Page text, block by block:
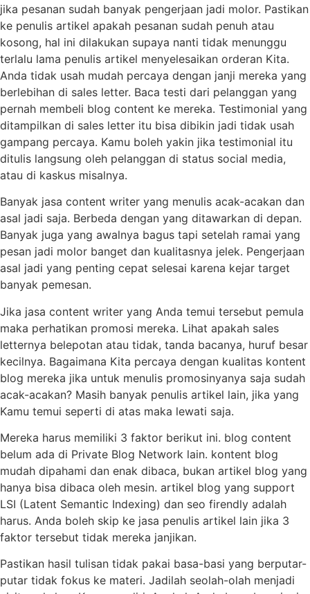
jika pesanan sudah banyak pengerjaan jadi molor. Pastikan
ke penulis artikel apakah pesanan sudah penuh atau
kosong, hal ini dilakukan supaya nanti tidak menunggu
terlalu lama penulis artikel menyelesaikan orderan Kita.
Anda tidak usah mudah percaya dengan janji mereka yang
berlebihan di sales letter. Baca testi dari pelanggan yang
pernah membeli blog content ke mereka. Testimonial yang
ditampilkan di sales letter itu bisa dibikin jadi tidak usah
gampang percaya. Kamu boleh yakin jika testimonial itu
ditulis langsung oleh pelanggan di status social media,
atau di kaskus misalnya.
Banyak jasa content writer yang menulis acak-acakan dan
asal jadi saja. Berbeda dengan yang ditawarkan di depan.
Banyak juga yang awalnya bagus tapi setelah ramai yang
pesan jadi molor banget dan kualitasnya jelek. Pengerjaan
asal jadi yang penting cepat selesai karena kejar target
banyak pemesan.
Jika jasa content writer yang Anda temui tersebut pemula
maka perhatikan promosi mereka. Lihat apakah sales
letternya belepotan atau tidak, tanda bacanya, huruf besar
kecilnya. Bagaimana Kita percaya dengan kualitas kontent
blog mereka jika untuk menulis promosinyanya saja sudah
acak-acakan? Masih banyak penulis artikel lain, jika yang
Kamu temui seperti di atas maka lewati saja.
Mereka harus memiliki 3 faktor berikut ini. blog content
belum ada di Private Blog Network lain. kontent blog
mudah dipahami dan enak dibaca, bukan artikel blog yang
hanya bisa dibaca oleh mesin. artikel blog yang support
LSI (Latent Semantic Indexing) dan seo firendly adalah
harus. Anda boleh skip ke jasa penulis artikel lain jika 3
faktor tersebut tidak mereka janjikan.
Pastikan hasil tulisan tidak pakai basa-basi yang berputar-
putar tidak fokus ke materi. Jadilah seolah-olah menjadi